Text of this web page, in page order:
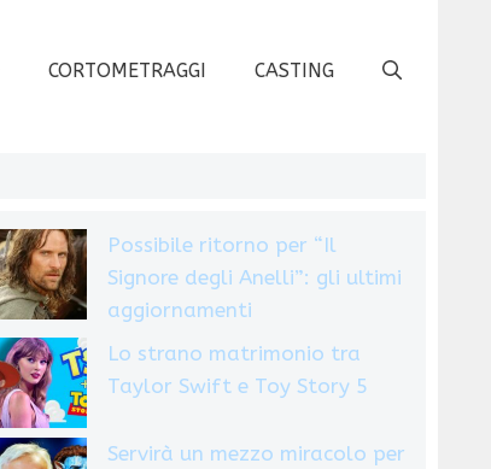
CORTOMETRAGGI CASTING
Possibile ritorno per “Il
Signore degli Anelli”: gli ultimi
aggiornamenti
Lo strano matrimonio tra
Taylor Swift e Toy Story 5
Servirà un mezzo miracolo per